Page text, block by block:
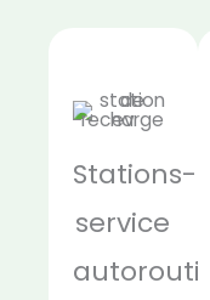
Stations-
service